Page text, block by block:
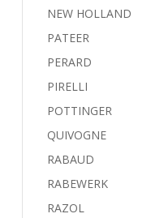
NEW HOLLAND
PATEER
PERARD
PIRELLI
POTTINGER
QUIVOGNE
RABAUD
RABEWERK
RAZOL